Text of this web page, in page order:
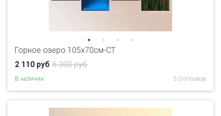
Горное озеро 105х70см-CT
6 300 руб
2 110 руб
В наличии 0 отзывов